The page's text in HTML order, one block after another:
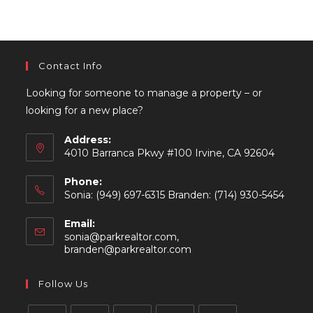
Contact Info
Looking for someone to manage a property – or
looking for a new place?
Address:
4010 Barranca Pkwy #100 Irvine, CA 92604
Phone:
Sonia: (949) 697-6315 Branden: (714) 930-5454
Email:
sonia@parkrealtor.com,
branden@parkrealtor.com
Follow Us